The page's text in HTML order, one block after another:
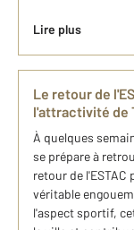
Lire plus
Le retour de
l'attractivité de
À quelques
se prépare à
retour de
véritable
l'aspect sportif,